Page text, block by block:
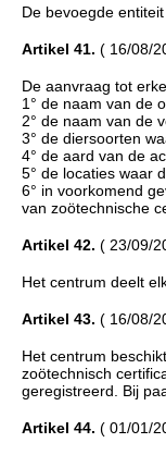
De bevoegde
Artikel 41. ( 16/08/
De aanvraag tot
1° de naam van de
2° de naam van de
3° de diersoorten
4° de aard van de
5° de locaties waar
6° in voorkomend
van zoötechnische
Artikel 42. ( 23/09/
Het centrum deelt
Artikel 43. ( 16/08/
Het centrum
zoötechnisch
geregistreerd. Bij
Artikel 44. ( 01/01/